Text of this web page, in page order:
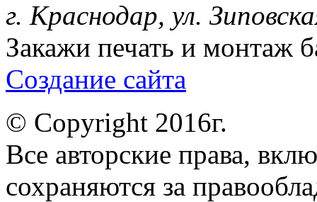
г. Краснодар, ул.
Закажи печать и монтаж
Создание сайта
© Copyright 2016г.
Все авторские права,
сохраняются за